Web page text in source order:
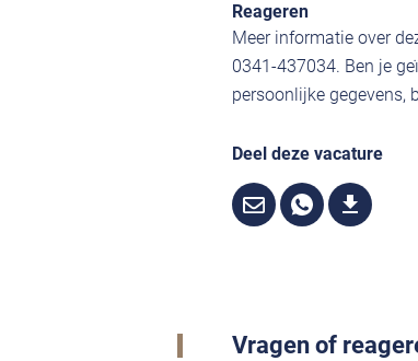
Reageren
Meer informatie over
0341-437034. Ben je
persoonlijke gegevens,
Deel deze vacature
Vragen of